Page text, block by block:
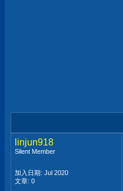
linjun918
Silent Member
加入日期: Jul 2020
文章: 0